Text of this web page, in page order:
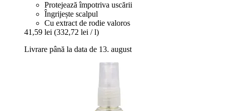
Protejează împotriva uscării
Îngrijește scalpul
Cu extract de rodie valoros
41,59 lei (332,72 lei / l)
Livrare până la data de 13. august